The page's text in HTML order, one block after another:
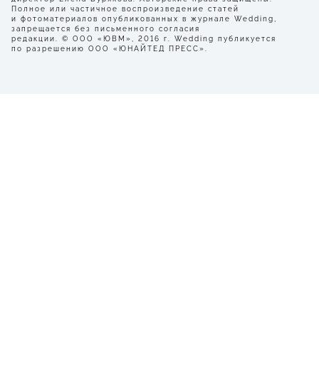
Полное или частичное воспроизведение статей
и фотоматериалов опубликованных в журнале Wedding,
запрещается без письменного согласия
редакции. © ООО «ЮВМ», 2016 г. Wedding публикуется
по разрешению ООО «ЮНАЙТЕД ПРЕСС».